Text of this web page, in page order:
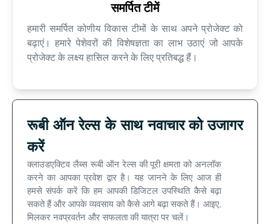
समर्पित टीमें
हमारी समर्पित कोणीय विकास टीमों के साथ अपने प्रोजेक्ट को
बढ़ाएं। हमारे पेशेवरों की विशेषज्ञता का लाभ उठाएं जो आपके
प्रोजेक्ट के लक्ष्य हासिल करने के लिए प्रतिबद्ध हैं।
रूबी ऑन रेल्स के साथ नवाचार को उजागर
करें
क्लाउडएक्टिव लैब्स रूबी ऑन रेल्स की पूरी क्षमता को अनलॉक
करने का आपका प्रवेश द्वार है। यह जानने के लिए आज ही
हमसे संपर्क करें कि हम आपकी डिजिटल उपस्थिति कैसे बढ़ा
सकते हैं और आपके व्यवसाय को कैसे आगे बढ़ा सकते हैं। आइए,
मिलकर नवप्रवर्तन और सफलता की यात्रा पर चलें।